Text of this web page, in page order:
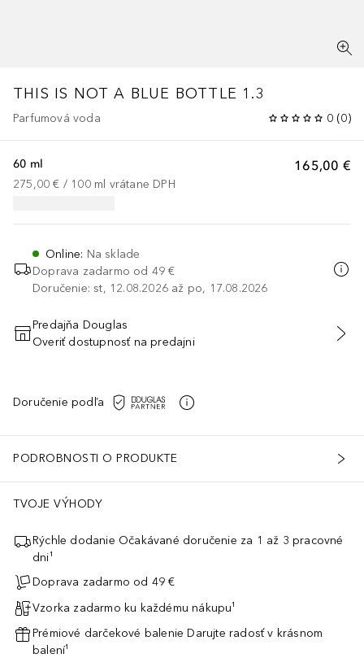
THIS IS NOT A BLUE BOTTLE 1.3
Parfumová voda 0 (0)
165,00 €
60 ml
275,00 € / 100 ml vrátane DPH
Online: Na sklade
Doprava zadarmo od 49 €
Doručenie: st, 12.08.2026 až po, 17.08.2026
PRIDAŤ DO KOŠÍKA
Predajňa Douglas
Overiť dostupnosť na predajni
Doručenie podľa
PODROBNOSTI O PRODUKTE
TVOJE VÝHODY
Rýchle dodanie Očakávané doručenie za 1 až 3 pracovné
dni¹
Doprava zadarmo od 49 €
Vzorka zadarmo ku každému nákupu¹
Prémiové darčekové balenie Darujte radosť v krásnom
balení¹